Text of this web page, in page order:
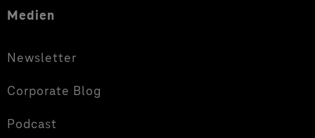
Medien
Newsletter
Corporate Blog
Podcast